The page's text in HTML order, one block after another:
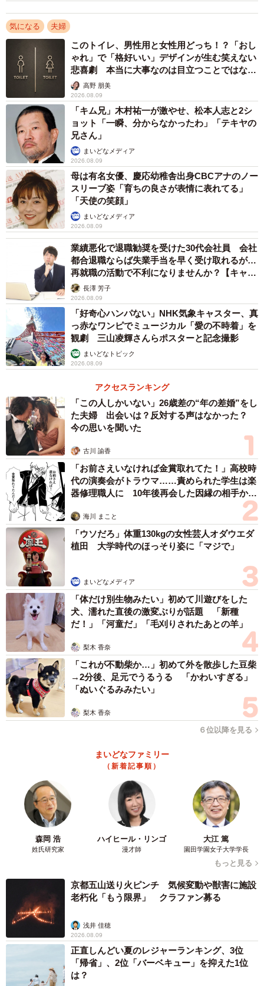
たしかに現在の男女平等の視点からすると男性を「ご主人
さま」、女性を「奥さま」と呼ぶのは封建的に過ぎる。し
かし慣れ親しんだ言葉だけに、すぐにそれに代わる言葉を
探すのはなかなか難しそうだ。
石黒さんにお話を聞いた。
2/3
「ご主人さま」「奥さま」の代わりになる言葉は？
ーー「ご主人さま」「奥さま」という呼称についてどうお
考えですか？
石黒：「ご主人さま」は男が家庭の主人である、「奥さ
ま」は男は外・女は内という家庭内分業をイメージさせ、
ジェンダー的な観点から望ましくないとされています。た
だし、会話の中で相手のパートナーに言及する適切な尊敬
語が他にないことから消去法的に使われており、それに代
わる言葉の出現が求められているのが現状です。
ーー投稿に大きな反響がありました。
石黒：反響の大きさは、相手の配偶者を話題にするときに
いつも困っていると多くの方が思っていることの反映では
ないでしょうか。寄せられたご意見では、「配偶者さま」
「パートナーさま」「お相手の方」「お連れ合い」など、
工夫されたものもありましたが、誰もがしっくりいくもの
はなく、決定打には欠く印象です。しかし、言葉はみんな
が使っていれば次第になじむものです。各人が「これがよ
い」と思う形を積極的に使っていくことが大事で、それに
よって社会が変わっていくと思います。
「改まった場所で配偶者を話題にしなければならない状況
が限りなく少なくなりますように 親しい間柄ではなんと呼
ぼうと全然失礼はありません 何故ここで配偶者を話題にし
なけりゃならないのか？の場所が多すぎる」
「再婚前に夫の両親宅に挨拶に伺った際に大正15年生まれ
の義父が『いい相棒ができて良かったなあ』と夫にいいま
した。 あれから相棒といういいかたがとても大好きになり
ました。」
「対人援助職なんでいつも悩むんですが、相手が言うまで
は、パートナーさん、妻さん、夫さんキャンペーンしてま
す。結構やり始めると慣れてきます。違和感あるかなとこ
ちらが危惧しててもよく聞いてみると、意外とご高齢の方
気になる 夫婦
このトイレ、男性用と女性用どっち！？「おし
ゃれ」で「格好いい」デザインが生む笑えない
悲喜劇 本当に大事なのは目立つことではな
く…高野 朋美
2026.08.09
「キム兄」木村祐一が激やせ、松本人志と2シ
ョット「一瞬、分からなかったわ」「テキヤの
兄さん」
まいどなメディア
2026.08.09
母は有名女優、慶応幼稚舎出身CBCアナのノー
スリーブ姿「育ちの良さが表情に表れてる」
「天使の笑顔」
まいどなメディア
2026.08.09
業績悪化で退職勧奨を受けた30代会社員 会社
都合退職ならば失業手当を早く受け取れるが…
再就職の活動で不利になりませんか？【キャリ
アカウンセラーが解説】
長澤 芳子
2026.08.09
「好奇心ハンパない」NHK気象キャスター、真
っ赤なワンピでミュージカル「愛の不時着」を
観劇 三山凌輝さんらポスターと記念撮影
まいどなトピック
2026.08.09
アクセスランキング
「この人しかいない」26歳差の“年の差婚”をし
た夫婦 出会いは？反対する声はなかった？
今の思いを聞いた
古川 諭香
「お前さえいなければ金賞取れてた！」高校時
代の演奏会がトラウマ……責められた学生は楽
器修理職人に 10年後再会した因縁の相手から
海川 まこと
「ウソだろ」体重130kgの女性芸人オダウエダ
植田 大学時代のほっそり姿に「マジで」
まいどなメディア
「体だけ別生物みたい」初めて川遊びをした
犬、濡れた直後の激変ぶりが話題 「新種
だ！」「河童だ」「毛刈りされたあとの羊」
梨木 香奈
「これが不動柴か…」初めて外を散歩した豆柴
→2分後、足元でうるうる 「かわいすぎる」
「ぬいぐるみみたい」
梨木 香奈
６位以降を見る
まいどなファミリー
（新着記事順）
森岡 浩
姓氏研究家
ハイヒール・リンゴ
漫才師
大江 篤
園田学園女子大学学長
もっと見る
京都五山送り火ピンチ 気候変動や獣害に施設
老朽化「もう限界」 クラファン募る
浅井 佳穂
2026.08.09
正直しんどい夏のレジャーランキング、3位
「帰省」、2位「バーベキュー」を抑えた1位
は？